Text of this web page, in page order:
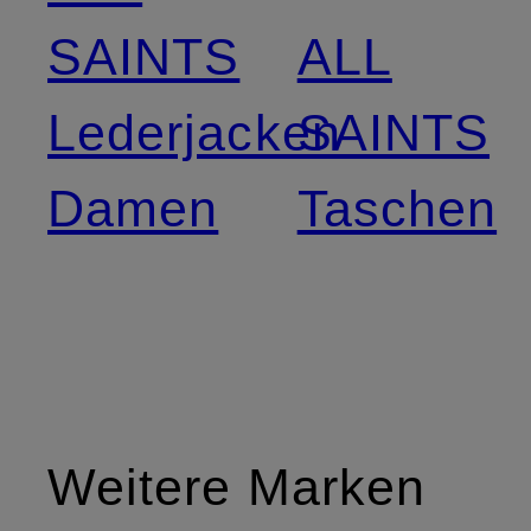
SAINTS
Lederjacken
Damen
ALL
SAINTS
Taschen
Weitere Marken